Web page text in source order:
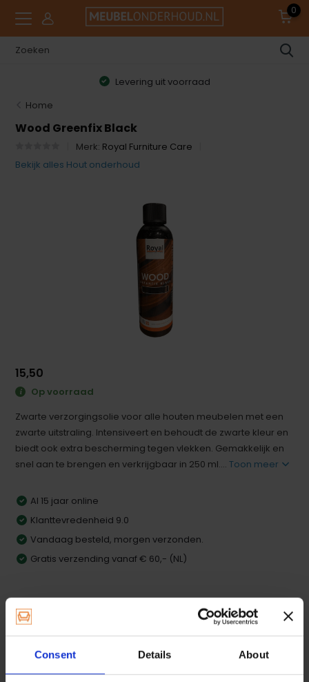
Consent Details About
0
Levering uit voorraad
Home
Wood Greenfix Black
Merk: Royal Furniture Care
Bekijk alles Hout onderhoud
15,50
Op voorraad
Zwarte verzorgingsolie voor alle houten meubelen met een
zwarte uitstraling. Intensiveert en behoudt de zwarte kleur en
biedt ook extra bescherming tegen vlekken. Gemakkelijk en
snel aan te brengen en verkrijgbaar in 250 ml....Toon meer
Al 15 jaar online
Klanttevredenheid 9.0
Vandaag besteld, morgen verzonden.
Gratis verzending vanaf € 60,- (NL)
Productomschrijving
Specificaties